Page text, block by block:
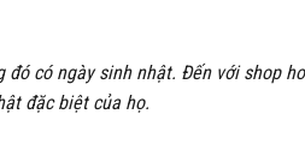
có ngày sinh nhật. Đến với shop
đặc biệt của họ.